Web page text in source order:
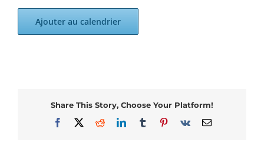
Ajouter au calendrier
Share This Story, Choose Your Platform!
Facebook
X RedditLinkedInTumblrPinterest
Vk Email